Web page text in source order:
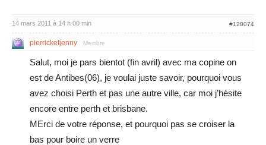
14 mars 2011 à 14 h 00 min #128074
pierricketjenny Membre
Salut, moi je pars bientot (fin avril) avec ma copine on
est de Antibes(06), je voulai juste savoir, pourquoi vous
avez choisi Perth et pas une autre ville, car moi j’hésite
encore entre perth et brisbane.
MErci de votre réponse, et pourquoi pas se croiser la
bas pour boire un verre